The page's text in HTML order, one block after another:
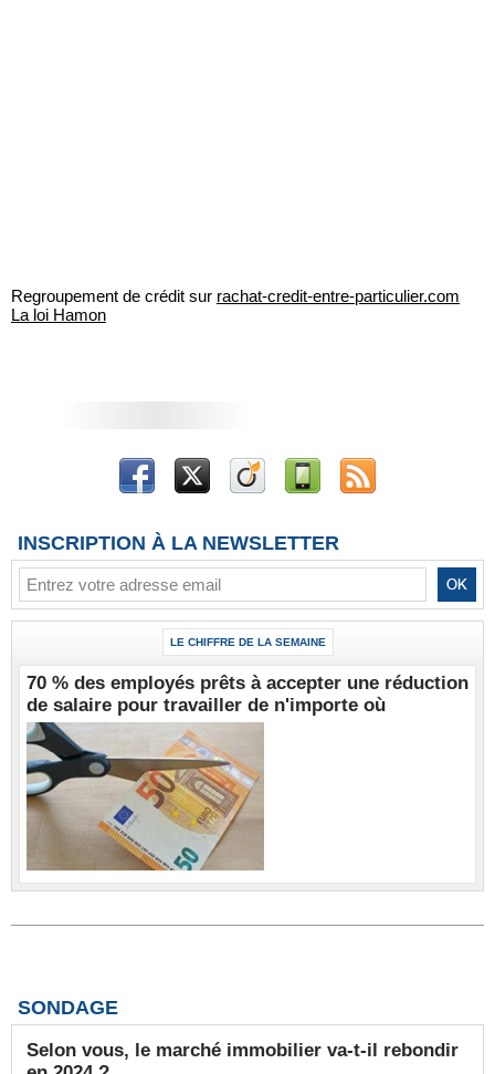
Regroupement de crédit sur rachat-credit-entre-particulier.com
La loi Hamon
INSCRIPTION À LA NEWSLETTER
LE CHIFFRE DE LA SEMAINE
70 % des employés prêts à accepter une réduction
de salaire pour travailler de n'importe où
SONDAGE
Selon vous, le marché immobilier va-t-il rebondir